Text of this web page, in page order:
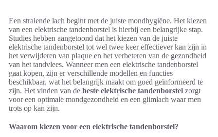
Een stralende lach begint met de juiste mondhygiëne. Het kiezen
van een elektrische tandenborstel is hierbij een belangrijke stap.
Studies hebben aangetoond dat het kiezen van de juiste
elektrische tandenborstel tot wel twee keer effectiever kan zijn in
het verwijderen van plaque en het verbeteren van de gezondheid
van het tandvlees. Wanneer men een elektrische tandenborstel
gaat kopen, zijn er verschillende modellen en functies
beschikbaar, wat het belangrijk maakt om goed geïnformeerd te
zijn. Het vinden van de beste elektrische tandenborstel zorgt
voor een optimale mondgezondheid en een glimlach waar men
trots op kan zijn.
Waarom kiezen voor een elektrische tandenborstel?